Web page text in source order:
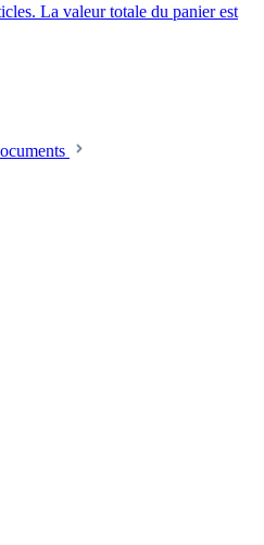
La valeur totale du panier est